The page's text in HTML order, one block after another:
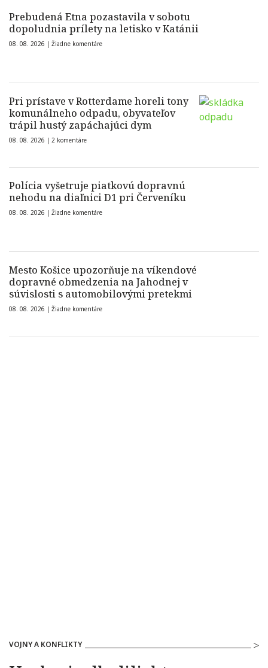
Prebudená Etna pozastavila v sobotu
dopoludnia prílety na letisko v Katánii
08. 08. 2026 | Žiadne komentáre
Pri prístave v Rotterdame horeli tony
komunálneho odpadu, obyvateľov
trápil hustý zapáchajúci dym
08. 08. 2026 | 2 komentáre
Polícia vyšetruje piatkovú dopravnú
nehodu na diaľnici D1 pri Červeníku
08. 08. 2026 | Žiadne komentáre
Mesto Košice upozorňuje na víkendové
dopravné obmedzenia na Jahodnej v
súvislosti s automobilovými pretekmi
08. 08. 2026 | Žiadne komentáre
VOJNY A KONFLIKTY